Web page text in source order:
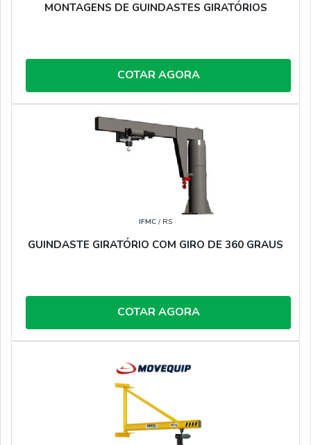
MONTAGENS DE GUINDASTES GIRATÓRIOS
COTAR AGORA
IFMC / RS
GUINDASTE GIRATÓRIO COM GIRO DE 360 GRAUS
COTAR AGORA